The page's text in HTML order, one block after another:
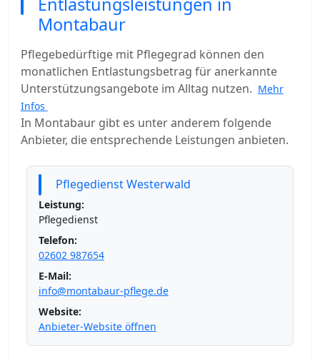
Montabaur
Pflegebedürftige mit Pflegegrad können den
monatlichen Entlastungsbetrag für anerkannte
Unterstützungsangebote im Alltag nutzen. Mehr
Infos
In Montabaur gibt es unter anderem folgende
Anbieter, die entsprechende Leistungen anbieten.
Pflegedienst Westerwald
Leistung:
Pflegedienst
Telefon:
02602 987654
E-Mail:
info@montabaur-pflege.de
Website:
Anbieter-Website öffnen